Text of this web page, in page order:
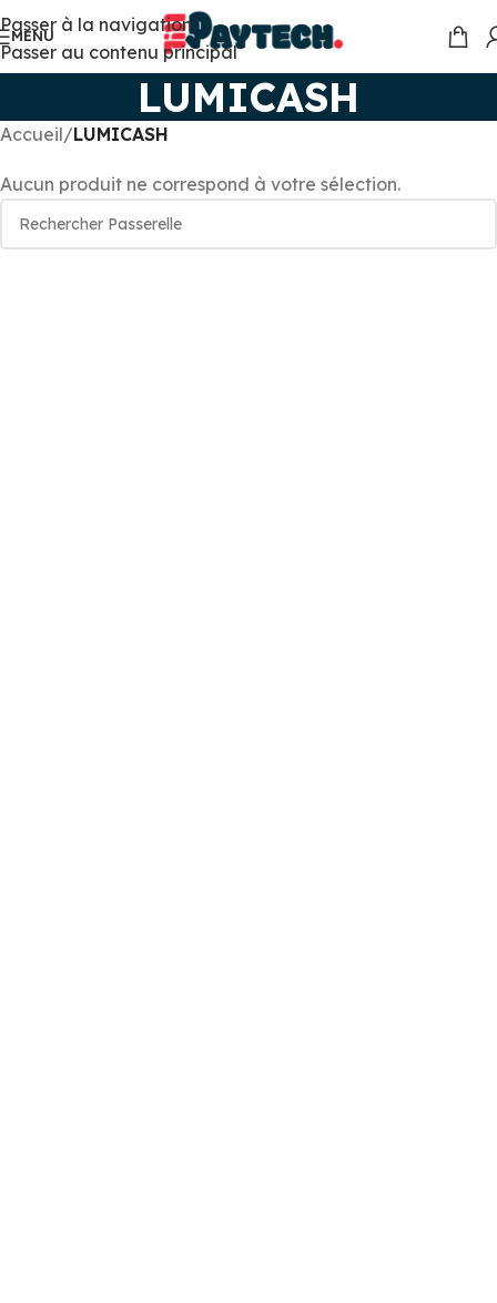
Passer à la navigation
Passer au contenu principal
MENU
LUMICASH
Accueil/LUMICASH
Aucun produit ne correspond à votre sélection.